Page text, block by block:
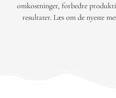
omkostninger, forbedre
resultater. Læs om de nyeste